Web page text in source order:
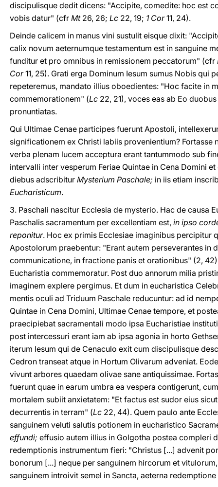
discipulisque dedit dicens: "Accipite, comedite: hoc est
vobis datur" (cfr Mt 26, 26; Lc 22, 19; 1 Cor11, 24).
Deinde calicem in manus vini sustulit eisque dixit:
calix novum aeternumque testamentum est in sanguine
funditur et pro omnibus in remissionem peccatorum" (cfr
Cor11, 25). Grati erga Dominum Iesum sumus Nobis qui
repeteremus, mandato illius oboedientes: "Hoc facite in
commemorationem" (Lc 22, 21), voces eas ab Eo
pronuntiatas.
Qui Ultimae Cenae participes fuerunt Apostoli,
significationem ex Christi labiis provenientium? Fortasse
verba plenam lucem acceptura erant tantummodo sub
intervalli inter vesperum Feriae Quintae in Cena Domini
diebus adscribitur Mysterium Paschale; in iis etiam
Eucharisticum.
3. Paschali nascitur Ecclesia de mysterio. Hac de causa
Paschalis sacramentum per excellentiam est, in ipso
reponitur. Hoc ex primis Ecclesiae imaginibus percipitur
Apostolorum praebentur: "Erant autem perseverantes in
communicatione, in fractione panis et orationibus" (2,
Eucharistia commemoratur. Post duo annorum milia
imaginem explere pergimus. Et dum in eucharistica
mentis oculi ad Triduum Paschale reducuntur: ad id
Quintae in Cena Domini, Ultimae Cenae tempore, et
praecipiebat sacramentali modo ipsa Eucharistiae
post intercessuri erant iam ab ipsa agonia in horto
iterum Iesum qui de Cenaculo exit cum discipulisque
Cedron transeat atque in Hortum Olivarum adveniat.
vivunt arbores quaedam olivae sane antiquissimae.
fuerunt quae in earum umbra ea vespera contigerunt,
mortalem subiit anxietatem: "Et factus est sudor eius
decurrentis in terram" (Lc 22, 44). Quem paulo ante
sanguinem veluti salutis potionem in eucharistico
effundi; effusio autem illius in Golgotha postea compleri
redemptionis instrumentum fieri: "Christus [...] advenit
bonorum [...] neque per sanguinem hircorum et
sanguinem introivit semel in Sancta, aeterna